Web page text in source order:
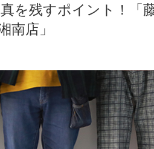
を残すポイント！「
南店」